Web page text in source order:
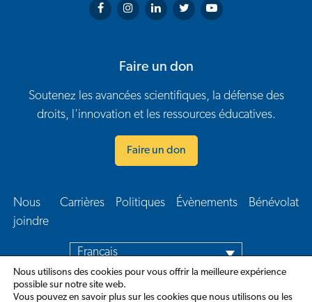
Arthritis Society on Facebook
Arthritis Society on Instagram
Arthritis Society on LinkedIn
Arthritis Society on Twitter
Arthritis Society on
Faire un don
Soutenez les avancées scientifiques, la défense des
droits, l'innovation et les ressources éducatives.
Faire un don
Navigation en bas de page
Nous
joindre​
Carrières Politiques Évènements Bénévolat
Français
Nous utilisons des cookies pour vous offrir la meilleure expérience
possible sur notre site web.
Vous pouvez en savoir plus sur les cookies que nous utilisons ou les